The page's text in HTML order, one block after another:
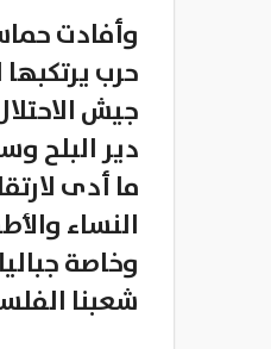
وأفادت
حرب
جيش
دير البلح
النساء
وخاصة
شعبنا